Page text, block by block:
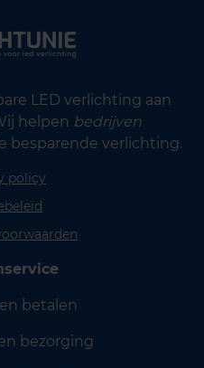
LED verlichting aan
helpen bedrijven
besparende verlichting.
policy
betalen
bezorging